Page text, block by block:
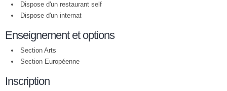
Dispose d'un restaurant self
Dispose d'un internat
Enseignement et options
Section Arts
Section Européenne
Inscription